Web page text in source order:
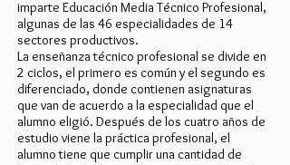
imparte Educación Media Técnico Profesional,
algunas de las 46 especialidades de 14
sectores productivos.
La enseñanza técnico profesional se divide en
2 ciclos, el primero es común y el segundo es
diferenciado, donde contienen asignaturas
que van de acuerdo a la especialidad que el
alumno eligió. Después de los cuatro años de
estudio viene la práctica profesional, el
alumno tiene que cumplir una cantidad de